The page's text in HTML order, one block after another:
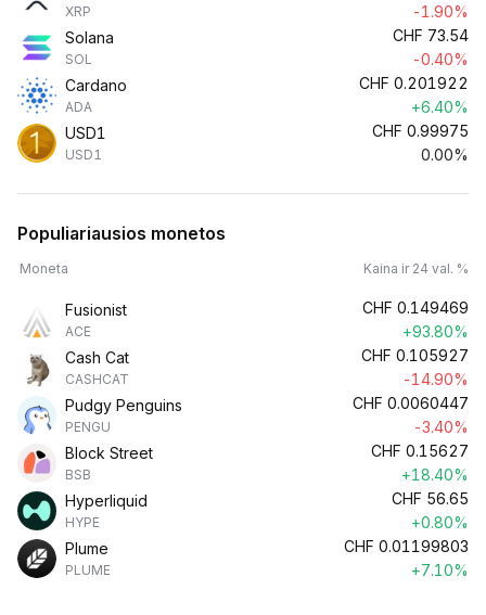
XRP
-1.90%
Solana
SOL
CHF 73.54
-0.40%
Cardano
ADA
CHF 0.201922
+6.40%
USD1
USD1
CHF 0.99975
0.00%
Populiariausios monetos
Moneta Kaina ir 24 val. %
Fusionist
ACE
CHF 0.149469
+93.80%
Cash Cat
CASHCAT
CHF 0.105927
-14.90%
Pudgy Penguins
PENGU
CHF 0.0060447
-3.40%
Block Street
BSB
CHF 0.15627
+18.40%
Hyperliquid
HYPE
CHF 56.65
+0.80%
Plume
PLUME
CHF 0.01199803
+7.10%